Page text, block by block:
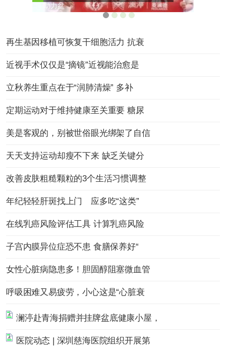
助力盆
再生基因移植可恢复干细胞活力 抗衰
近视手术仅仅是“摘镜”近视能治愈是
立秋养生重点在于“润肺清燥” 多补
定期运动对于维持健康至关重要 糖尿
美是客观的，别被世俗眼光绑架了自信
天天支持运动却瘦不下来 缺乏关键分
改善皮肤粗糙颗粒的3个生活习惯调整
年纪轻轻肝斑找上门 应多吃“这类”
在线乳癌风险评估工具 计算乳癌风险
子宫内膜异位症恐不患 食膳保养好“
女性心脏病隐患多！胆固醇阻塞微血管
呼吸困难又易疲劳，小心这是“心脏衰
澜渟赴青海捐赠并挂牌盆底健康小屋，
医院动态 | 深圳慈海医院组织开展第